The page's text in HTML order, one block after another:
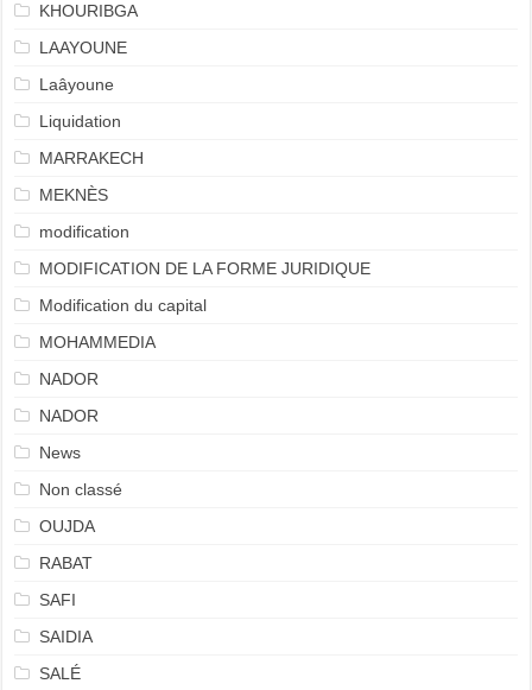
KHOURIBGA
LAAYOUNE
Laâyoune
Liquidation
MARRAKECH
MEKNÈS
modification
MODIFICATION DE LA FORME JURIDIQUE
Modification du capital
MOHAMMEDIA
NADOR
NADOR
News
Non classé
OUJDA
RABAT
SAFI
SAIDIA
SALÉ